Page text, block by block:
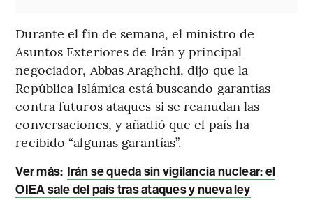
Durante el fin de semana, el ministro de
Asuntos Exteriores de Irán y principal
negociador, Abbas Araghchi, dijo que la
República Islámica está buscando garantías
contra futuros ataques si se reanudan las
conversaciones, y añadió que el país ha
recibido “algunas garantías”.
Ver más: Irán se queda sin vigilancia nuclear: el
OIEA sale del país tras ataques y nueva ley